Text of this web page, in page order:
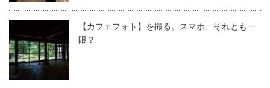
【カフェフォト】を撮る。スマホ、それとも一
眼？